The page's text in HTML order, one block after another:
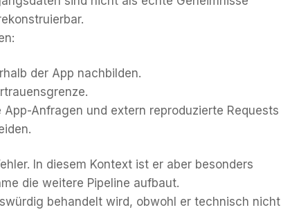
der App nachbilden.
App-Anfragen und extern reproduzierte Requests
In diesem Kontext ist er aber besonders
die weitere Pipeline aufbaut.
behandelt wird, obwohl er technisch nicht